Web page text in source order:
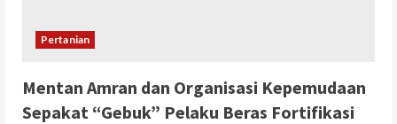
Pertanian
Mentan Amran dan Organisasi Kepemudaan
Sepakat “Gebuk” Pelaku Beras Fortifikasi